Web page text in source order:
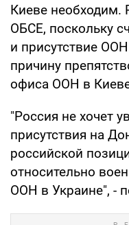
Киеве необходим.
ОБСЕ, поскольку
и присутствие
причину
офиса ООН в
"Россия не хочет
присутствия на
российской
относительно
ООН в Украине", -